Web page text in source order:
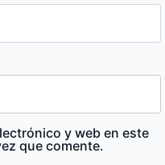
y web en este
que comente.